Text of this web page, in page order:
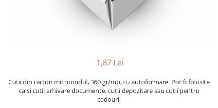
Pungi hartie
Pungi ziplock cu fermoar
1,87 Lei
Cutii din carton microondul, 360 gr/mp, cu autoformare. Pot fi folosite
ca si cutii arhivare documente, cutii depozitare sau cutii pentru
cadouri.